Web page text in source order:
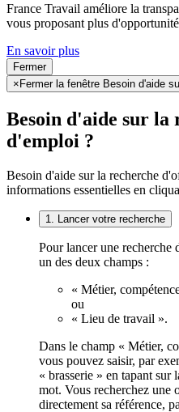
France Travail améliore la
vous proposant plus
En savoir plus
Fermer
× Fermer la fenêtre Besoin d'aide
Besoin d'aide sur la
d'emploi ?
Besoin d'aide sur la recherche
informations essentielles en
1. Lancer votre recherche
Pour lancer une recherche
un des deux champs :
« Métier,
ou
« Lieu de travail ».
Dans le champ « Métier,
vous pouvez saisir, par
« brasserie » en tapant sur
mot. Vous recherchez une
directement sa référence,